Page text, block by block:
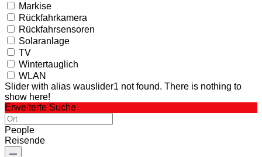
Markise
Rückfahrkamera
Rückfahrsensoren
Solaranlage
TV
Wintertauglich
WLAN
Slider with alias wauslider1 not found. There is nothing to
show here!
Erweiterte Suche
People
Reisende